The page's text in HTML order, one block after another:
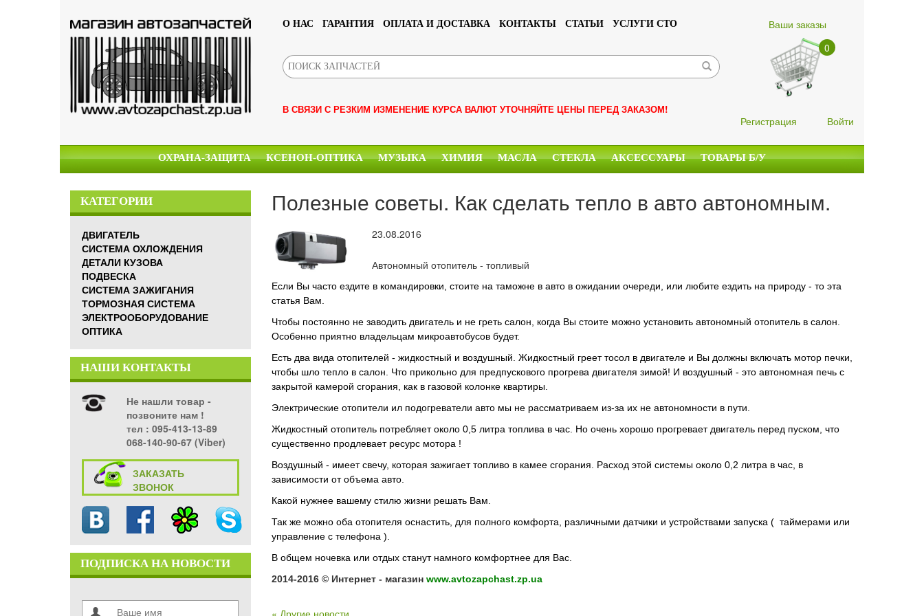
О НАС ГАРАНТИЯ ОПЛАТА И ДОСТАВКА КОНТАКТЫ СТАТЬИ УСЛУГИ СТО
В СВЯЗИ С РЕЗКИМ ИЗМЕНЕНИЕ КУРСА ВАЛЮТ УТОЧНЯЙТЕ ЦЕНЫ ПЕРЕД ЗАКАЗОМ!
Ваши заказы
0
Регистрация Войти
ОХРАНА-ЗАЩИТА КСЕНОН-ОПТИКА МУЗЫКА ХИМИЯ МАСЛА СТЕКЛА АКСЕССУАРЫ ТОВАРЫ Б/У
КАТЕГОРИИ
ДВИГАТЕЛЬ
СИСТЕМА ОХЛОЖДЕНИЯ
ДЕТАЛИ КУЗОВА
ПОДВЕСКА
СИСТЕМА ЗАЖИГАНИЯ
ТОРМОЗНАЯ СИСТЕМА
ЭЛЕКТРООБОРУДОВАНИЕ
ОПТИКА
НАШИ КОНТАКТЫ
Не нашли товар -
позвоните нам !
тел ‎: 095-413-13-89
068-140-90-67 (Viber)
ЗАКАЗАТЬ
ЗВОНОК
ПОДПИСКА НА НОВОСТИ
Полезные советы. Как сделать тепло в авто автономным.
23.08.2016
Автономный отопитель - топливый
Если Вы часто ездите в командировки, стоите на таможне в авто в ожидании очереди, или любите ездить на природу - то эта
статья Вам.
Чтобы постоянно не заводить двигатель и не греть салон, когда Вы стоите можно установить автономный отопитель в салон.
Особенно приятно владельцам микроавтобусов будет.
Есть два вида отопителей - жидкостный и воздушный. Жидкостный греет тосол в двигателе и Вы должны включать мотор печки,
чтобы шло тепло в салон. Что прикольно для предпускового прогрева двигателя зимой! И воздушный - это автономная печь с
закрытой камерой сгорания, как в газовой колонке квартиры.
Электрические отопители ил подогреватели авто мы не рассматриваем из-за их не автономности в пути.
Жидкостный отопитель потребляет около 0,5 литра топлива в час. Но очень хорошо прогревает двигатель перед пуском, что
существенно продлевает ресурс мотора !
Воздушный - имеет свечу, которая зажигает топливо в камее сгорания. Расход этой системы около 0,2 литра в час, в
зависимости от объема авто.
Какой нужнее вашему стилю жизни решать Вам.
Так же можно оба отопителя оснастить, для полного комфорта, различными датчики и устройствами запуска ( таймерами или
управление с телефона ).
В общем ночевка или отдых станут намного комфортнее для Вас.
2014-2016 © Интернет - магазин www.avtozapchast.zp.ua
« Другие новости